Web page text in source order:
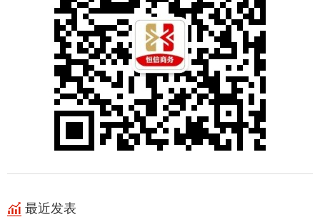
最近发表